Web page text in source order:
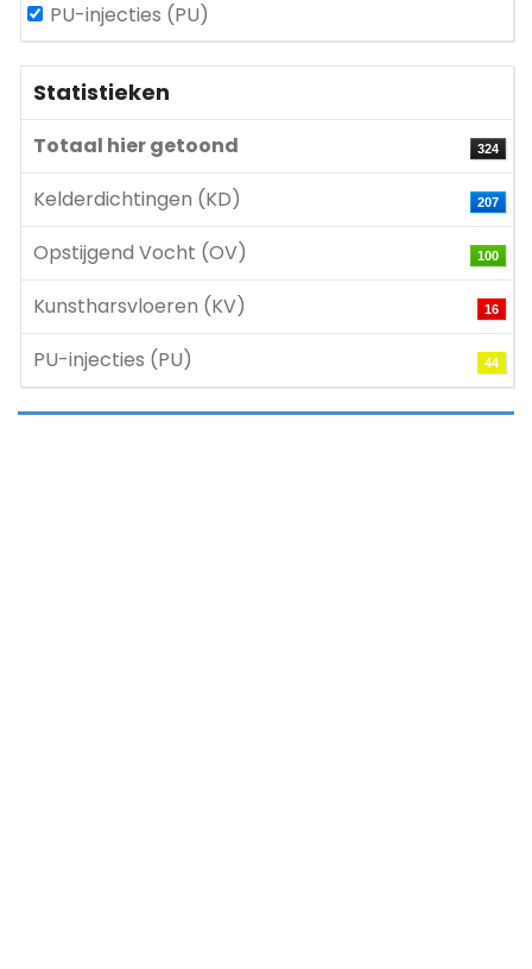
PU-injecties (PU)
Statistieken
Totaal hier getoond 324
Kelderdichtingen (KD) 207
Opstijgend Vocht (OV) 100
Kunstharsvloeren (KV) 16
PU-injecties (PU) 44